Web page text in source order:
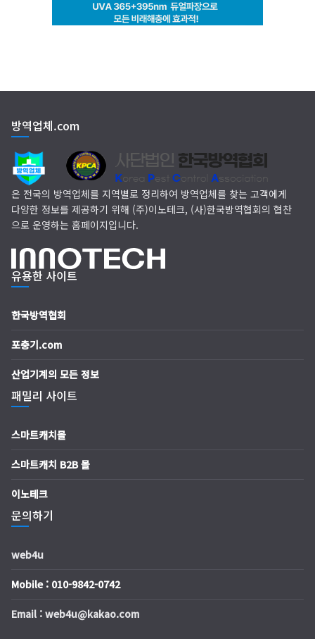
(주)다잘방역
방역업체.com
은 전국의 방역업체를 지역별로 정리하여 방역업체를 찾는 고객에게
다양한 정보를 제공하기 위해 (주)이노테크, (사)한국방역협회의 협찬
으로 운영하는 홈페이지입니다.
유용한 사이트
한국방역협회
포충기.com
산업기계의 모든 정보
패밀리 사이트
스마트캐치몰
스마트캐치 B2B 몰
이노테크
문의하기
web4u
Mobile : 010-9842-0742
Email : web4u@kakao.com